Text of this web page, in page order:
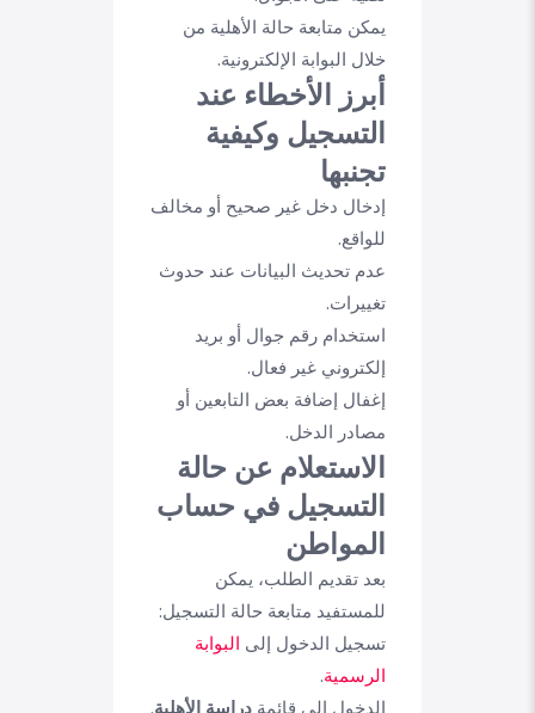
يمكن متابعة حالة الأهلية من
خلال البوابة الإلكترونية.
أبرز الأخطاء عند
التسجيل وكيفية
تجنبها
إدخال دخل غير صحيح أو مخالف
للواقع.
عدم تحديث البيانات عند حدوث
تغييرات.
استخدام رقم جوال أو بريد
إلكتروني غير فعال.
إغفال إضافة بعض التابعين أو
مصادر الدخل.
الاستعلام عن حالة
التسجيل في حساب
المواطن
بعد تقديم الطلب، يمكن
للمستفيد متابعة حالة التسجيل:
تسجيل الدخول إلى البوابة
الرسمية.
الدخول إلى قائمة دراسة الأهلية.